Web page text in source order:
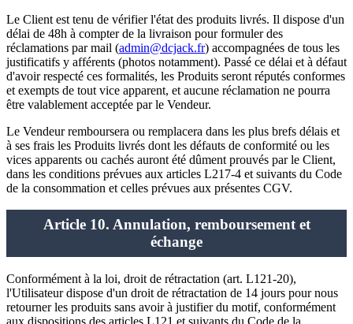
Le Client est tenu de vérifier l'état des produits livrés. Il dispose d'un
délai de 48h à compter de la livraison pour formuler des
réclamations par mail (admin@dcjack.fr) accompagnées de tous les
justificatifs y afférents (photos notamment). Passé ce délai et à défaut
d'avoir respecté ces formalités, les Produits seront réputés conformes
et exempts de tout vice apparent, et aucune réclamation ne pourra
être valablement acceptée par le Vendeur.
Le Vendeur remboursera ou remplacera dans les plus brefs délais et
à ses frais les Produits livrés dont les défauts de conformité ou les
vices apparents ou cachés auront été dûment prouvés par le Client,
dans les conditions prévues aux articles L217-4 et suivants du Code
de la consommation et celles prévues aux présentes CGV.
Article 10. Annulation, remboursement et
échange
Conformément à la loi, droit de rétractation (art. L121-20),
l'Utilisateur dispose d'un droit de rétractation de 14 jours pour nous
retourner les produits sans avoir à justifier du motif, conformément